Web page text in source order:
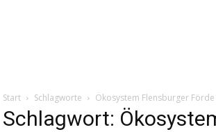
Start Schlagworte Ökosystem Flensburger Förde
Schlagwort: